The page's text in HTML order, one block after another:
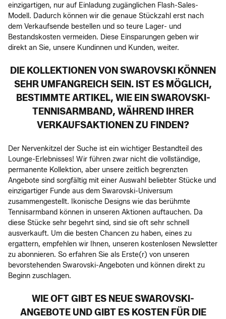
einzigartigen, nur auf Einladung zugänglichen Flash-Sales-
Modell. Dadurch können wir die genaue Stückzahl erst nach
dem Verkaufsende bestellen und so teure Lager- und
Bestandskosten vermeiden. Diese Einsparungen geben wir
direkt an Sie, unsere Kundinnen und Kunden, weiter.
DIE KOLLEKTIONEN VON SWAROVSKI KÖNNEN
SEHR UMFANGREICH SEIN. IST ES MÖGLICH,
BESTIMMTE ARTIKEL, WIE EIN SWAROVSKI-
TENNISARMBAND, WÄHREND IHRER
VERKAUFSAKTIONEN ZU FINDEN?
Der Nervenkitzel der Suche ist ein wichtiger Bestandteil des
Lounge-Erlebnisses! Wir führen zwar nicht die vollständige,
permanente Kollektion, aber unsere zeitlich begrenzten
Angebote sind sorgfältig mit einer Auswahl beliebter Stücke und
einzigartiger Funde aus dem Swarovski-Universum
zusammengestellt. Ikonische Designs wie das berühmte
Tennisarmband können in unseren Aktionen auftauchen. Da
diese Stücke sehr begehrt sind, sind sie oft sehr schnell
ausverkauft. Um die besten Chancen zu haben, eines zu
ergattern, empfehlen wir Ihnen, unseren kostenlosen Newsletter
zu abonnieren. So erfahren Sie als Erste(r) von unseren
bevorstehenden Swarovski-Angeboten und können direkt zu
Beginn zuschlagen.
WIE OFT GIBT ES NEUE SWAROVSKI-
ANGEBOTE UND GIBT ES KOSTEN FÜR DIE